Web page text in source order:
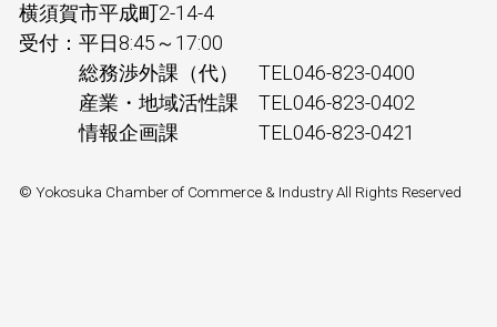
横須賀市平成町2-14-4
受付：平日8:45～17:00
総務渉外課（代） TEL046-823-0400
産業・地域活性課 TEL046-823-0402
情報企画課 TEL046-823-0421
© Yokosuka Chamber of Commerce & Industry All Rights Reserved